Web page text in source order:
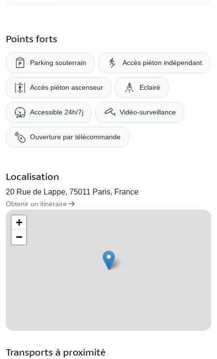
Points forts
Parking souterrain Accès piéton indépendant
Accès piéton ascenseur Eclairé
Accessible 24h/7j Vidéo-surveillance
Ouverture par télécommande
Localisation
20 Rue de Lappe, 75011 Paris, France
Obtenir un itinéraire
+
−
Transports à proximité